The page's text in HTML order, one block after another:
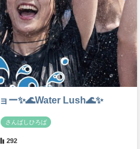
ー✨🌊Water Lush🌊✨
さんばしひろば
292